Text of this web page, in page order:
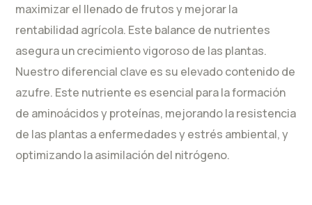
maximizar el llenado de frutos y mejorar la
rentabilidad agrícola. Este balance de nutrientes
asegura un crecimiento vigoroso de las plantas.
Nuestro diferencial clave es su elevado contenido de
azufre. Este nutriente es esencial para la formación
de aminoácidos y proteínas, mejorando la resistencia
de las plantas a enfermedades y estrés ambiental, y
optimizando la asimilación del nitrógeno.